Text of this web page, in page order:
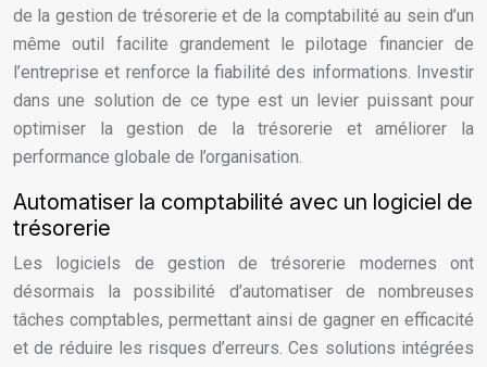
de la gestion de trésorerie et de la comptabilité au sein d’un
même outil facilite grandement le pilotage financier de
l’entreprise et renforce la fiabilité des informations. Investir
dans une solution de ce type est un levier puissant pour
optimiser la gestion de la trésorerie et améliorer la
performance globale de l’organisation.
Automatiser la comptabilité avec un logiciel de
trésorerie
Les logiciels de gestion de trésorerie modernes ont
désormais la possibilité d’automatiser de nombreuses
tâches comptables, permettant ainsi de gagner en efficacité
et de réduire les risques d’erreurs. Ces solutions intégrées